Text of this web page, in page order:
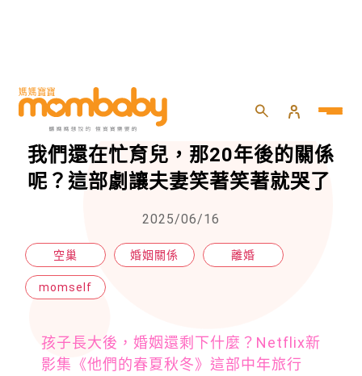
HOME momself
Netflix《他們的春夏秋冬》現在
我們還在忙育兒，那20年後的關係
呢？這部劇讓夫妻笑著笑著就哭了
2025/06/16
空巢 婚姻關係 離婚
momself
孩子長大後，婚姻還剩下什麼？Netflix新
影集《他們的春夏秋冬》這部中年旅行